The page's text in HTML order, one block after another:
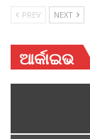
PREV NEXT
ଆର୍କାଇଭ